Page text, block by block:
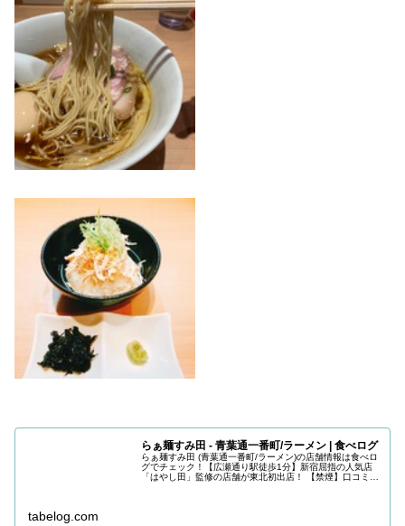
らぁ麺すみ田 - 青葉通一番町/ラーメン | 食べログ
らぁ麺すみ田 (青葉通一番町/ラーメン)の店舗情報は食べロ
グでチェック！【広瀬通り駅徒歩1分】新宿屈指の人気店
「はやし田」監修の店舗が東北初出店！ 【禁煙】口コミや
tabelog.com